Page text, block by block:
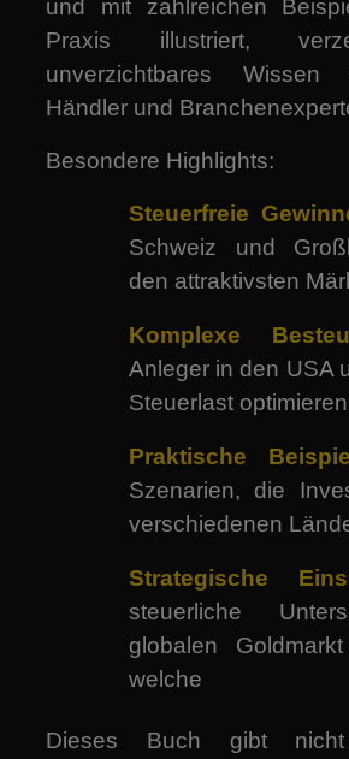
und mit zahlreichen
Praxis illustriert,
unverzichtbares Wissen
Händler und
Besondere Highlights:
Steuerfreie
Schweiz und
den attraktivsten
Komplexe
Anleger in den USA
Steuerlast
Praktische
Szenarien, die
verschiedenen
Strategische
steuerliche
globalen
welche
Dieses Buch gibt